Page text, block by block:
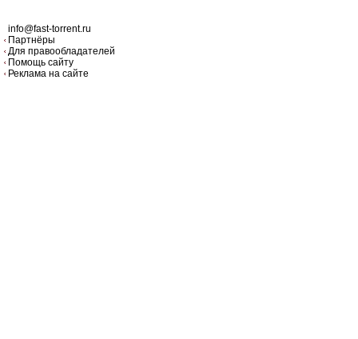
info@fast-torrent.ru
Партнёры
Для правообладателей
Помощь сайту
Реклама на сайте